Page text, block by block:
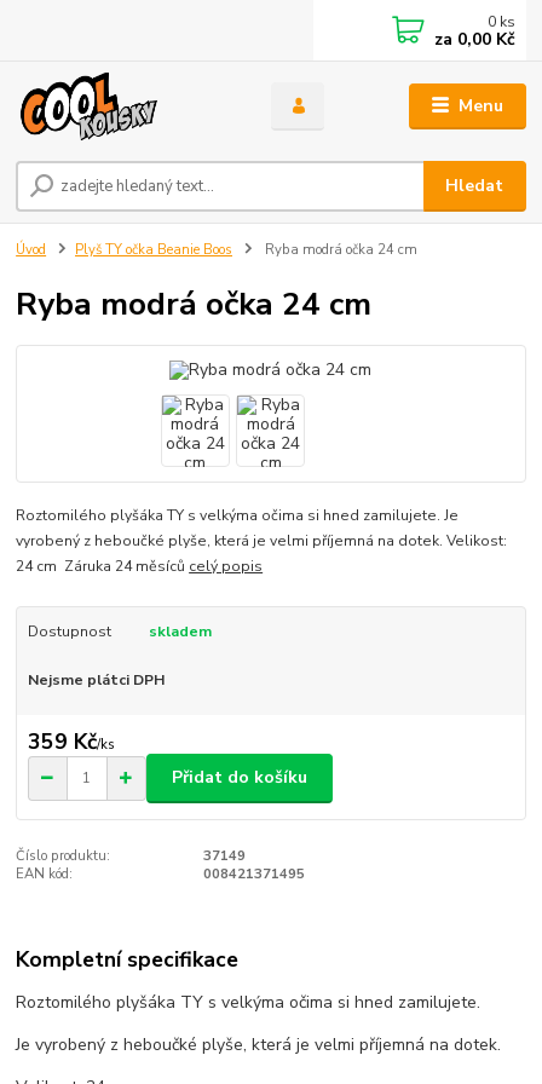
Menu
Hledat
0 ks
za 0,00 Kč
Úvod Plyš TY očka Beanie Boos Ryba modrá očka 24 cm
Ryba modrá očka 24 cm
Roztomilého plyšáka TY s velkýma očima si hned zamilujete. Je
vyrobený z heboučké plyše, která je velmi příjemná na dotek. Velikost:
24 cm Záruka 24 měsíců celý popis
Dostupnost skladem
Nejsme plátci DPH
359 Kč/ks
Přidat do košíku
Číslo produktu:
37149
EAN kód:
008421371495
Kompletní specifikace
Roztomilého plyšáka TY s velkýma očima si hned zamilujete.
Je vyrobený z heboučké plyše, která je velmi příjemná na dotek.